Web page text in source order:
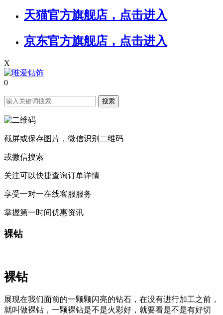
天猫官方旗舰店，点击进入
京东官方旗舰店，点击进入
X
0
搜索
截屏或保存图片，微信识别二维码
或微信搜索
关注可以快捷查询订单详情
享受一对一在线客服服务
掌握第一时间优惠资讯
裸钻
裸钻
展现在我们面前的一颗颗闪亮的钻石，在没有进行加工之前，
就叫做裸钻，一颗裸钻是不是火彩好，就要看是不是有好切